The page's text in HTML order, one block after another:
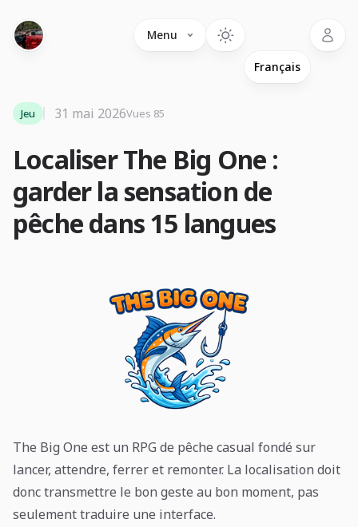
Menu
Localiser The Big One :
garder la sensation de
pêche dans 15 langues
Jeu 31 mai 2026Vues 85
The Big One est un RPG de pêche casual fondé sur
lancer, attendre, ferrer et remonter. La localisation doit
donc transmettre le bon geste au bon moment, pas
seulement traduire une interface.